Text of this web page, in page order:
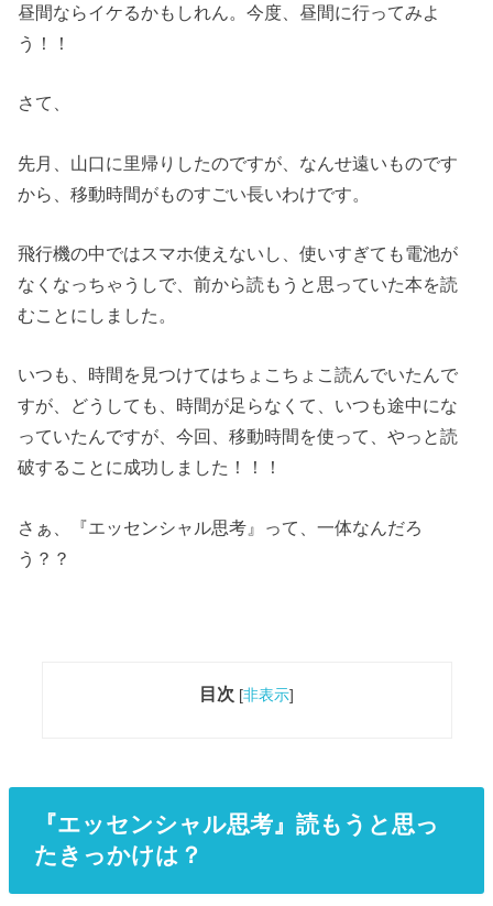
昼間ならイケるかもしれん。今度、昼間に行ってみよ
う！！
さて、
先月、山口に里帰りしたのですが、なんせ遠いものです
から、移動時間がものすごい長いわけです。
飛行機の中ではスマホ使えないし、使いすぎても電池が
なくなっちゃうしで、前から読もうと思っていた本を読
むことにしました。
いつも、時間を見つけてはちょこちょこ読んでいたんで
すが、どうしても、時間が足らなくて、いつも途中にな
っていたんですが、今回、移動時間を使って、やっと読
破することに成功しました！！！
さぁ、『エッセンシャル思考』って、一体なんだろ
う？？
目次 [非表示]
『エッセンシャル思考』読もうと思っ
たきっかけは？